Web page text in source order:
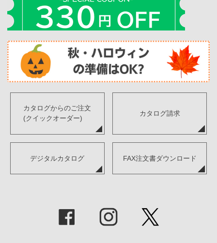
カタログからのご注文
(クイックオーダー)
カタログ請求
デジタルカタログ FAX注文書ダウンロード